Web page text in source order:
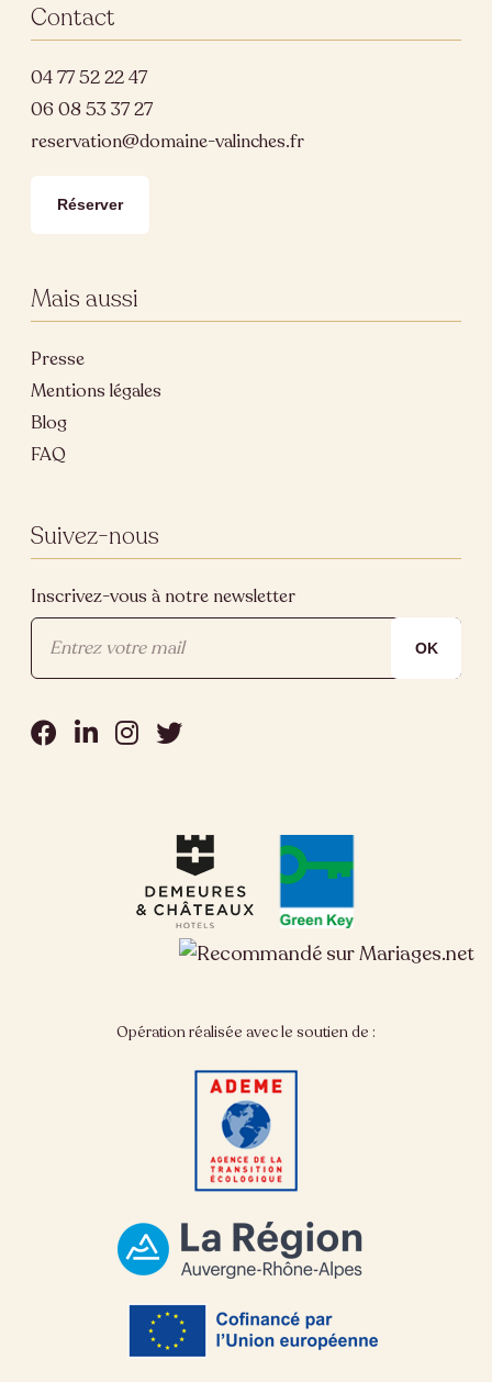
Contact
04 77 52 22 47
06 08 53 37 27
reservation@domaine-valinches.fr
Réserver
Mais aussi
Presse
Mentions légales
Blog
FAQ
Suivez-nous
Inscrivez-vous à notre newsletter
Opération réalisée avec le soutien de :